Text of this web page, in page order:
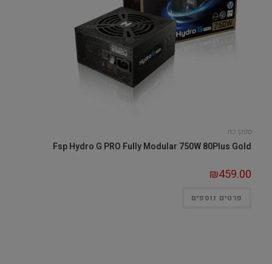
ספקי כח
Fsp Hydro G PRO Fully Modular 750W 80Plus Gold
₪459.00
פרטים נוספים